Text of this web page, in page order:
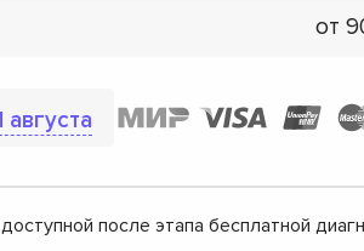
от
августа
после этапа бесплатной